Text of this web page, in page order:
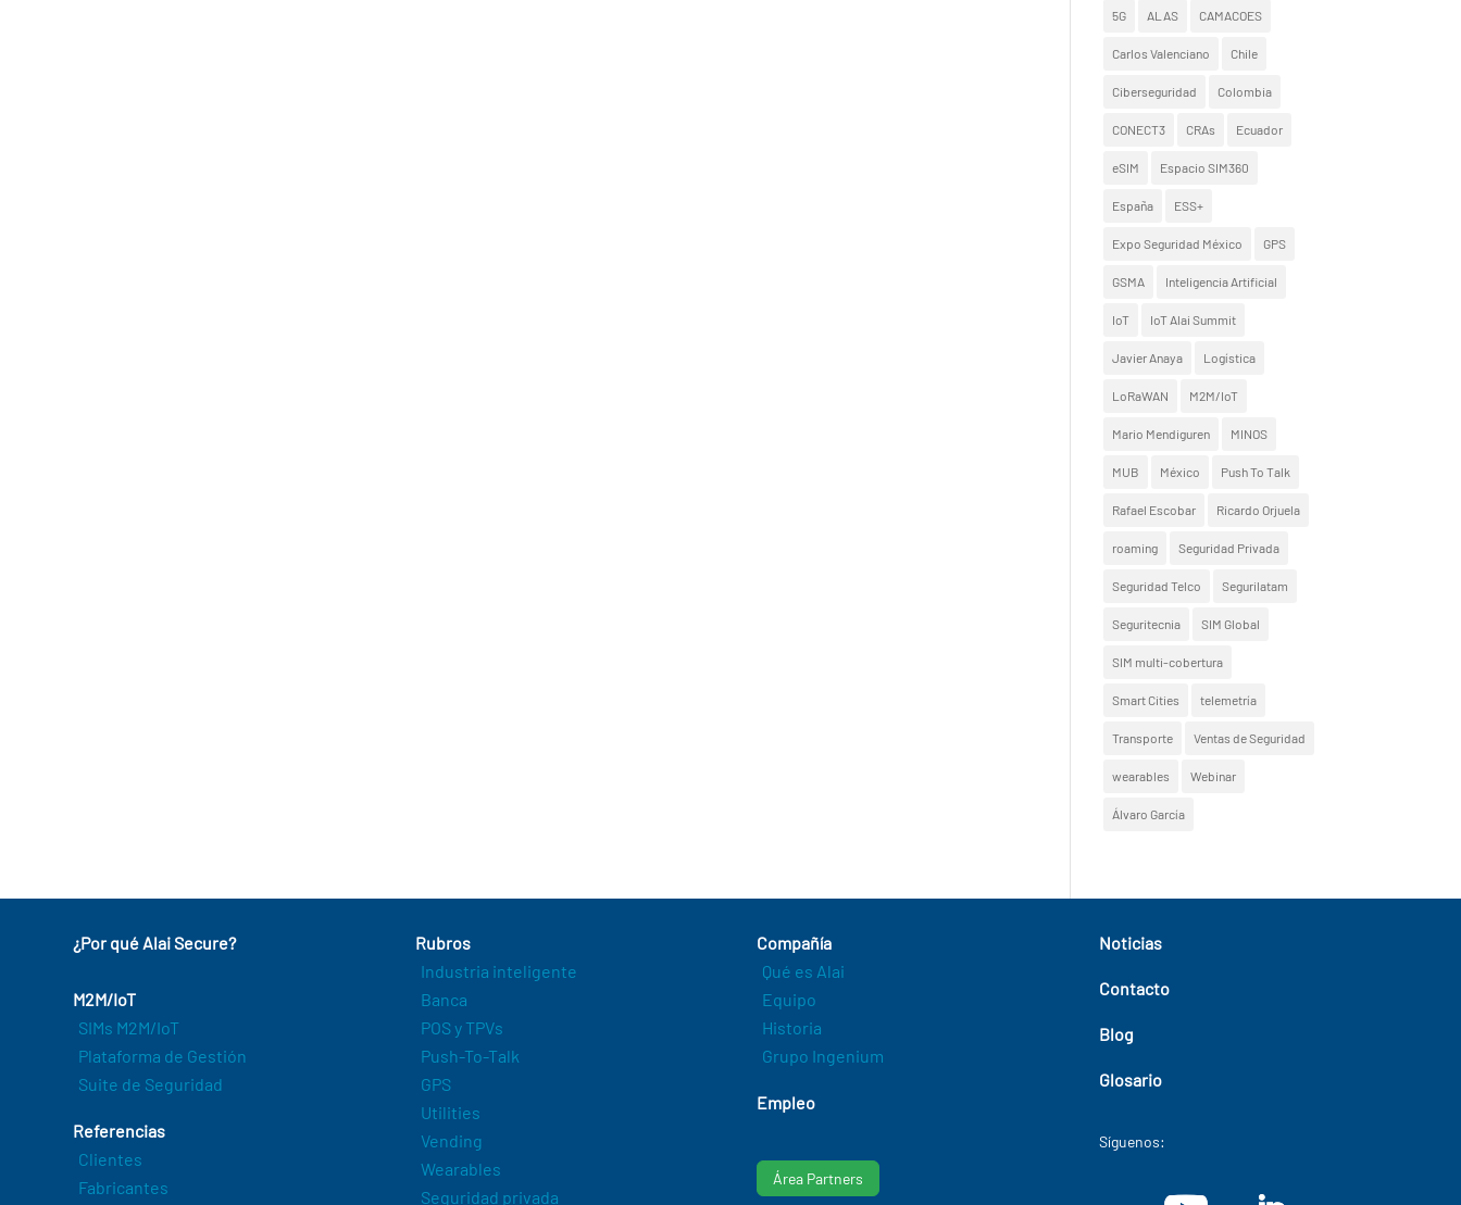
5G ALAS CAMACOES
Carlos Valenciano Chile
Ciberseguridad Colombia
CONECT3 CRAs Ecuador
eSIM Espacio SIM360
España ESS+
Expo Seguridad México GPS
GSMA Inteligencia Artificial
IoT IoT Alai Summit
Javier Anaya Logística
LoRaWAN M2M/IoT
Mario Mendiguren MINOS
MUB México Push To Talk
Rafael Escobar Ricardo Orjuela
roaming Seguridad Privada
Seguridad Telco Segurilatam
Seguritecnia SIM Global
SIM multi-cobertura
Smart Cities telemetría
Transporte Ventas de Seguridad
wearables Webinar
Álvaro García
¿Por qué Alai Secure?
M2M/IoT
SIMs M2M/IoT
Plataforma de Gestión
Suite de Seguridad
Referencias
Clientes
Fabricantes
Rubros
Industria inteligente
Banca
POS y TPVs
Push-To-Talk
GPS
Utilities
Vending
Wearables
Seguridad privada
Compañía
Qué es Alai
Equipo
Historia
Grupo Ingenium
Empleo
Área Partners
Noticias
Contacto
Blog
Glosario
Síguenos: